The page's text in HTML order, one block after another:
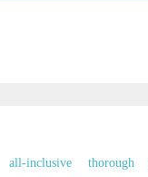
all-inclusive thorough